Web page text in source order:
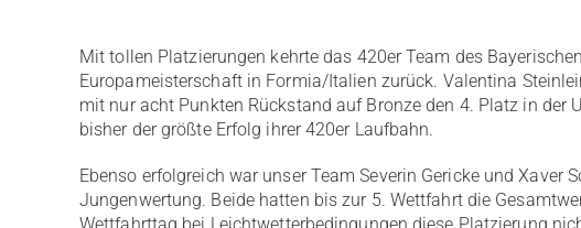
Mit tollen Platzierungen kehrte das 420er Team des
Europameisterschaft in Formia/Italien zurück. Valentina
mit nur acht Punkten Rückstand auf Bronze den 4. Platz in der
bisher der größte Erfolg ihrer 420er Laufbahn.
Ebenso erfolgreich war unser Team Severin Gericke und Xaver
Jungenwertung. Beide hatten bis zur 5. Wettfahrt die